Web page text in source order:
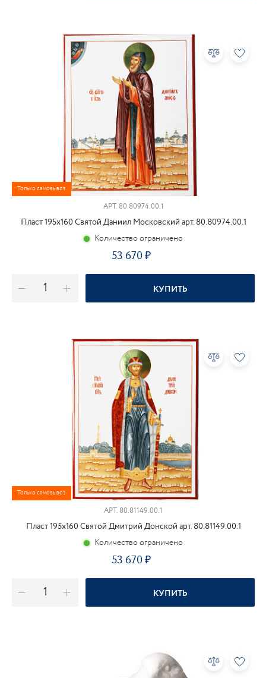
Только самовывоз
АРТ.80.80974.00.1
Пласт 195х160 Святой Даниил Московский арт. 80.80974.00.1
Количество ограничено
53 670
КУПИТЬ
Только самовывоз
АРТ. 80.81149.00.1
Пласт 195х160 Святой Дмитрий Донской арт. 80.81149.00.1
Количество ограничено
53 670
КУПИТЬ